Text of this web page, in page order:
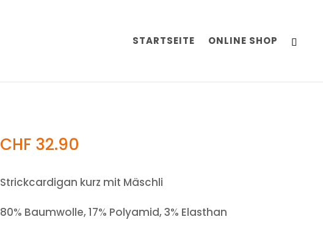
STARTSEITE ONLINE SHOP
CHF32.90
Strickcardigan kurz mit Mäschli
80% Baumwolle, 17% Polyamid, 3% Elasthan